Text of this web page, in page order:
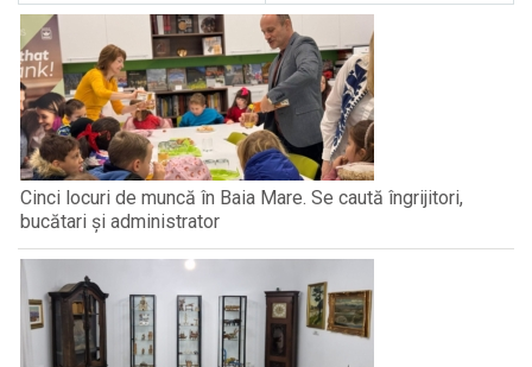
Cinci locuri de muncă în Baia Mare. Se caută îngrijitori,
bucătari și administrator